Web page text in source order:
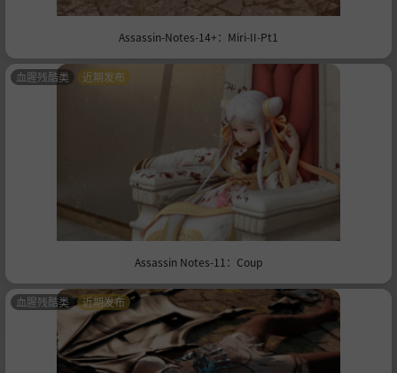
Assassin-Notes-14+：Miri-II-Pt1
Assassin Notes-11：Coup
血腥残酷类 近期发布
血腥残酷类 近期发布